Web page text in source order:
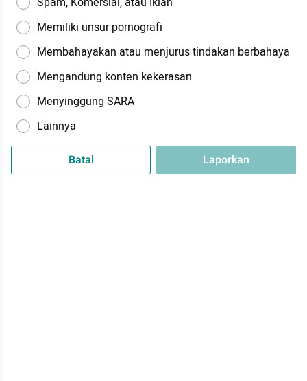
Memiliki unsur pornografi
Membahayakan atau menjurus tindakan berbahaya
Mengandung konten kekerasan
Menyinggung SARA
Lainnya
Batal Laporkan